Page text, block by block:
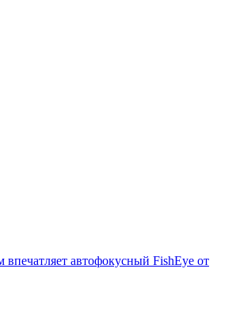
впечатляет автофокусный FishEye от